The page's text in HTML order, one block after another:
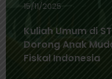
15/11/2025
Kuliah Umum di
Dorong Anak
Fiskal Indonesia